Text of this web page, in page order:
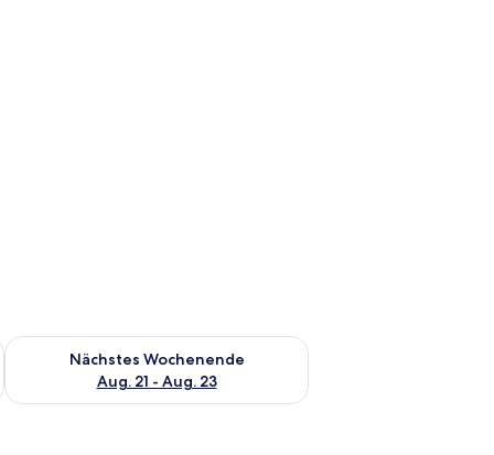
Aug. 14 - Aug. 16.
Nächstes Wochenende
Aug. 21 - Aug. 23
Überprüfe die Verfügbarkeit für nächstes Wochenende, Aug.